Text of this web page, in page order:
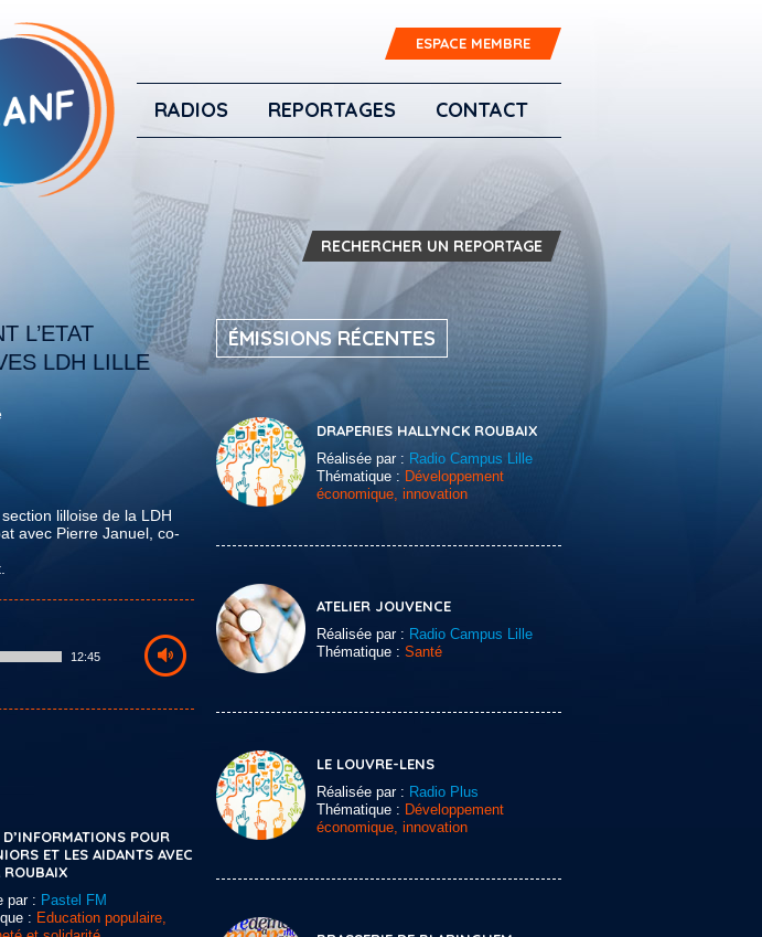
ESPACE MEMBRE
RADIOS REPORTAGES CONTACT
RECHERCHER UN REPORTAGE
L’ETAT
LDH LILLE
lilloise de la LDH
avec Pierre Januel, co-
12:45
POUR
ET LES AIDANTS AVEC
ROUBAIX
par : Pastel FM
: Education populaire,
ÉMISSIONS RÉCENTES
DRAPERIES HALLYNCK ROUBAIX
Réalisée par : Radio Campus Lille
Thématique : Développement
économique, innovation
ATELIER JOUVENCE
Réalisée par : Radio Campus Lille
Thématique : Santé
LE LOUVRE-LENS
Réalisée par : Radio Plus
Thématique : Développement
économique, innovation